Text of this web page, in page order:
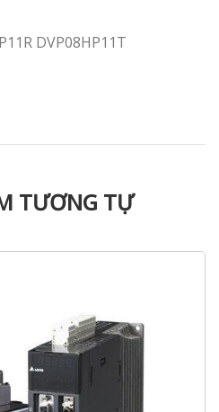
DVP08HP11T
TƯƠNG TỰ